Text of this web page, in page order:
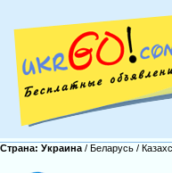
Страна: Украина / Беларусь /